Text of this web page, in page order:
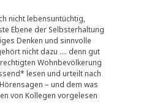
nicht lebensuntüchtig,
Ebene der Selbsterhaltung
Denken und sinnvolle
nicht dazu …. denn gut
Wohnbevölkerung
lesen und urteilt nach
– und dem was
von Kollegen vorgelesen